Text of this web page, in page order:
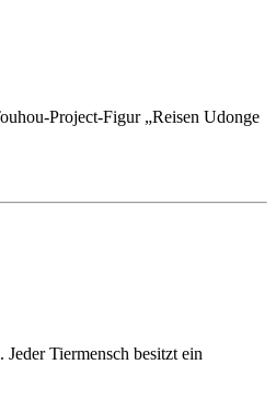
Project-Figur „Reisen Udonge
Tiermensch besitzt ein